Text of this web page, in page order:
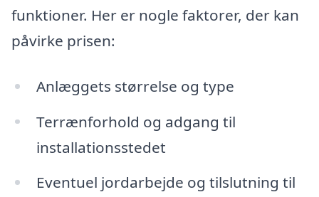
funktioner. Her er nogle faktorer, der kan
påvirke prisen:
Anlæggets størrelse og type
Terrænforhold og adgang til
installationsstedet
Eventuel jordarbejde og tilslutning til